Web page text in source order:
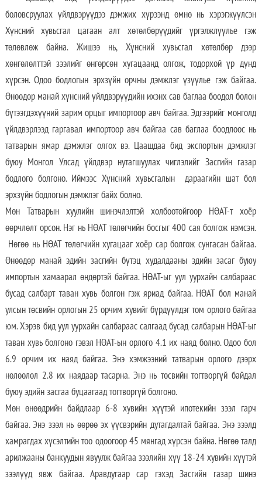
боловсруулах үйлдвэрүүдээ дэмжих хүрээнд өмнө нь хэрэгжүүлсэн
Хүнсний хувьсгал цагаан алт хөтөлбөрүүдийг үргэлжлүүлье гэж
төлөвлөж байна. Жишээ нь, Хүнсний хувьсгал хөтөлбөр дээр
хөнгөлөлттэй зээлийг өнгөрсөн хугацаанд олгож, тодорхой үр дүнд
хүрсэн. Одоо бодлогын эрхзүйн орчны дэмжлэг үзүүлье гэж байгаа.
Өнөөдөр манай хүнсний үйлдвэрүүдийн ихэнх сав баглаа боодол болон
бүтээгдэхүүний зарим орцыг импортоор авч байгаа. Эдгээрийг монголд
үйлдвэрлээд гаргавал импортоор авч байгаа сав баглаа боодлоос нь
татварын ямар дэмжлэг олгох вэ. Цаашдаа бид экспортын дэмжлэг
буюу Монгол Улсад үйлдвэр нутагшуулах чиглэлийг Засгийн газар
бодлого болгоно. Иймээс Хүнсний хувьсгалын дараагийн шат бол
эрхзүйн бодлогын дэмжлэг байх болно.
Мөн Татварын хуулийн шинэчлэлтэй холбоотойгоор НӨАТ-т хоёр
өөрчлөлт орсон. Нэг нь НӨАТ төлөгчийн босгыг 400 сая болгож нэмсэн.
Нөгөө нь НӨАТ төлөгчийн хугацааг хоёр сар болгож сунгасан байгаа.
Өнөөдөр манай эдийн засгийн бүтэц худалдааны эдийн засаг буюу
импортын хамаарал өндөртэй байгаа. НӨАТ-ыг уул уурхайн салбараас
бусад салбарт таван хувь болгон гэж яриад байгаа. НӨАТ бол манай
улсын төсвийн орлогын 25 орчим хувийг бүрдүүлдэг том орлого байгаа
юм. Хэрэв бид уул уурхайн салбараас салгаад бусад салбарын НӨАТ-ыг
таван хувь болгоно гэвэл НӨАТ-ын орлого 4.1 их наяд болно. Одоо бол
6.9 орчим их наяд байгаа. Энэ хэмжээний татварын орлого дээрх
нөлөөлөл 2.8 их наядаар тасарна. Энэ нь төсвийн тогтворгүй байдал
буюу эдийн засгаа буцаагаад тогтворгүй болгоно.
Мөн өнөөдрийн байдлаар 6-8 хувийн хүүтэй ипотекийн зээл гарч
байгаа. Энэ зээл нь өөрөө эх үүсвэрийн дутагдалтай байгаа. Энэ зээлд
хамрагдах хүсэлтийн тоо одоогоор 45 мянгад хүрсэн байна. Нөгөө талд
арилжааны банкуудын явуулж байгаа зээлийн хүү 18-24 хувийн хүүтэй
зээлүүд явж байгаа. Аравдугаар сар гэхэд Засгийн газар шинэ